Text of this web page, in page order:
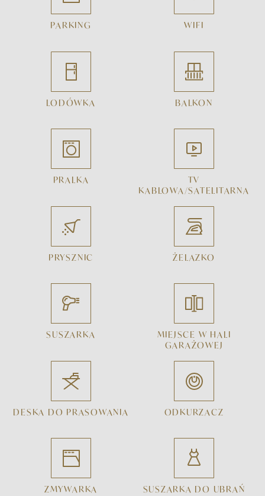
PARKING WIFI
LODÓWKA BALKON
PRALKA
TV
KABLOWA/SATELITARNA
PRYSZNIC ŻELAZKO
SUSZARKA
MIEJSCE W HALI
GARAŻOWEJ
DESKA DO PRASOWANIA ODKURZACZ
ZMYWARKA SUSZARKA DO UBRAŃ